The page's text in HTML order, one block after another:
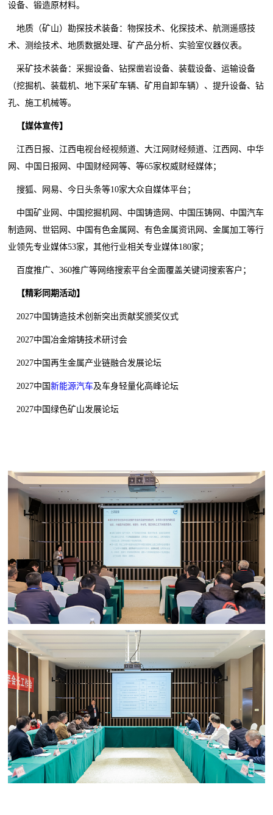
设备、锻造原材料。
地质（矿山）勘探技术装备：物探技术、化探技术、航测遥感技
术、测绘技术、地质数据处理、矿产品分析、实验室仪器仪表。
采矿技术装备：采掘设备、钻探凿岩设备、装载设备、运输设备
（挖掘机、装载机、地下采矿车辆、矿用自卸车辆）、提升设备、钻
孔、施工机械等。
【媒体宣传】
江西日报、江西电视台经视频道、大江网财经频道、江西网、中华
网、中国日报网、中国财经网等、等65家权威财经媒体；
搜狐、网易、今日头条等10家大众自媒体平台；
中国矿业网、中国挖掘机网、中国铸造网、中国压铸网、中国汽车
制造网、世铝网、中国有色金属网、有色金属资讯网、金属加工等行
业领先专业媒体53家，其他行业相关专业媒体180家；
百度推广、360推广等网络搜索平台全面覆盖关键词搜索客户；
【精彩同期活动】
2027中国铸造技术创新突出贡献奖颁奖仪式
2027中国冶金熔铸技术研讨会
2027中国再生金属产业链融合发展论坛
2027中国新能源汽车及车身轻量化高峰论坛
2027中国绿色矿山发展论坛